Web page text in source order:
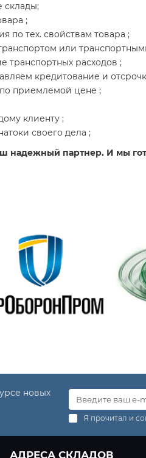
склады;
;
по тех. свойствам товара ;
или
транспортных расходов ;
кредитование и
приемлемой цене ;
клиенту ;
своего дела ;
надежный партнер. И мы
новых
Я прочитал и
АДРЕСА СКЛАДОВ